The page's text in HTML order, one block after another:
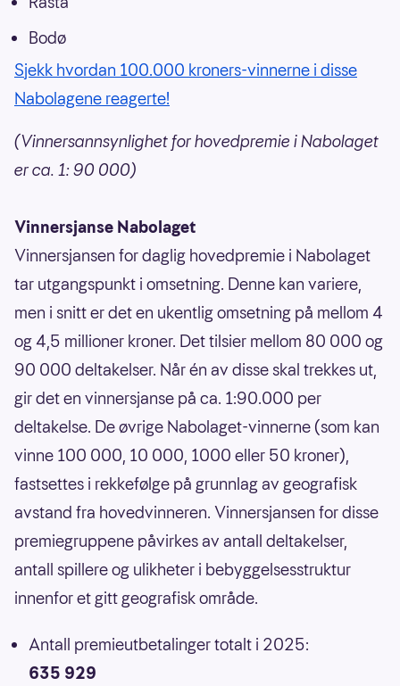
Bodø
Sjekk hvordan 100.000 kroners-vinnerne i disse
Nabolagene reagerte!
(Vinnersannsynlighet for hovedpremie i Nabolaget
er ca. 1: 90 000)
Vinnersjanse Nabolaget
Vinnersjansen for daglig hovedpremie i Nabolaget
tar utgangspunkt i omsetning. Denne kan variere,
men i snitt er det en ukentlig omsetning på mellom 4
og 4,5 millioner kroner. Det tilsier mellom 80 000 og
90 000 deltakelser. Når én av disse skal trekkes ut,
gir det en vinnersjanse på ca. 1:90.000 per
deltakelse. De øvrige Nabolaget-vinnerne (som kan
vinne 100 000, 10 000, 1000 eller 50 kroner),
fastsettes i rekkefølge på grunnlag av geografisk
avstand fra hovedvinneren. Vinnersjansen for disse
premiegruppene påvirkes av antall deltakelser,
antall spillere og ulikheter i bebyggelsesstruktur
innenfor et gitt geografisk område.
Antall premieutbetalinger totalt i 2025:
635 929